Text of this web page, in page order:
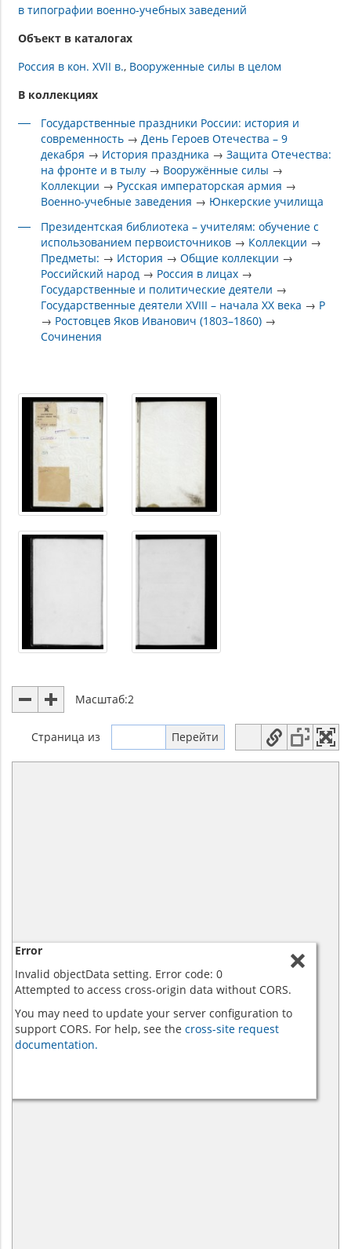
в типографии военно-учебных заведений
Объект в каталогах
Россия в кон. XVII в. Вооруженные силы в целом
В коллекциях
Государственные праздники России: история и
современность →День Героев Отечества – 9
декабря → История праздника →Защита Отечества:
на фронте и в тылу → Вооружённые силы →
Коллекции → Русская императорская армия →
Военно-учебные заведения → Юнкерские училища
Президентская библиотека – учителям: обучение с
использованием первоисточников → Коллекции →
Предметы: → История →Общие коллекции →
Российский народ → Россия в лицах →
Государственные и политические деятели →
Государственные деятели XVIII – начала XX века → Р
→ Ростовцев Яков Иванович (1803–1860) →
Сочинения
Масштаб:2
Страница из
Error
Invalid objectData setting. Error code: 0
Attempted to access cross-origin data without CORS.
You may need to update your server configuration to
support CORS. For help, see the cross-site request
documentation.